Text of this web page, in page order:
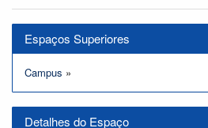
Espaços Superiores
Campus »
Detalhes do Espaço